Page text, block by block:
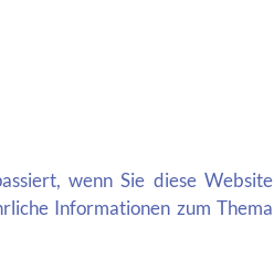
wenn Sie diese Website
Informationen zum Thema